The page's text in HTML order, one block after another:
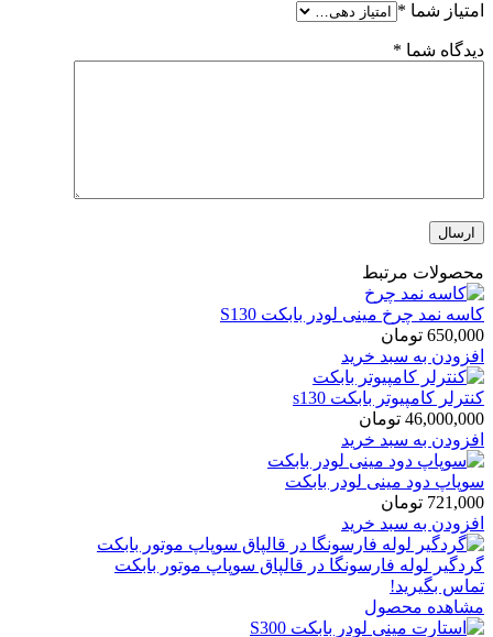
امتیاز شما *
دیدگاه شما *
محصولات مرتبط
کاسه نمد چرخ مینی لودر بابکت S130
650,000 تومان
افزودن به سبد خرید
کنترلر کامپیوتر بابکت s130
46,000,000 تومان
افزودن به سبد خرید
سوپاپ دود مینی لودر بابکت
721,000 تومان
افزودن به سبد خرید
گردگیر لوله فارسونگا در قالپاق سوپاپ موتور بابکت
تماس بگیرید!
مشاهده محصول